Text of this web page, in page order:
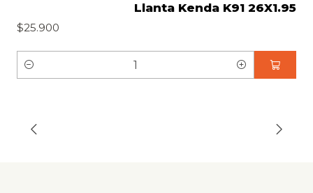
Llanta Kenda K91 26X1.95
$25.900